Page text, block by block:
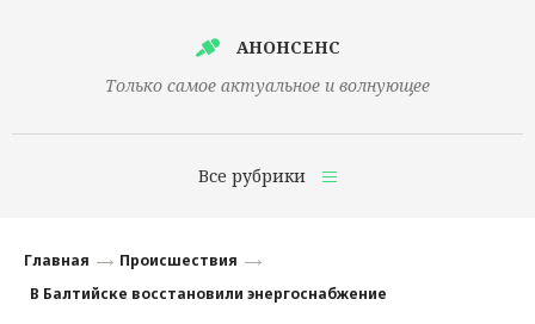
АНОНСЕНС
Только самое актуальное и волнующее
Все рубрики
Финансы
Главная
Происшествия
В Балтийске восстановили энергоснабжение